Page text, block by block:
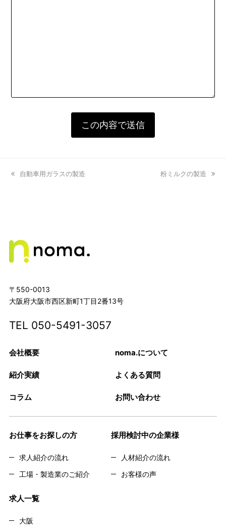
previous
自動車用ガラスの製造
next
粉ミルクの製造
〒550-0013
大阪府大阪市西区新町1丁目2番13号
TEL 050-5491-3057
会社概要 noma.について
紹介実績 よくある質問
コラム お問い合わせ
お仕事をお探しの方
求人紹介の流れ
工場・製造業のご紹介
採用検討中の企業様
人材紹介の流れ
お客様の声
求人一覧
大阪